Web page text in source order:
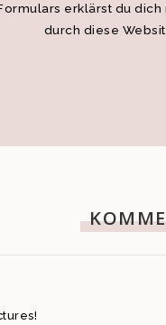
erklärst du
durch diese